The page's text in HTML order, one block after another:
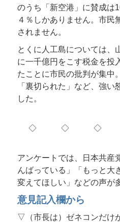
のうち「新空港」に賛成は
４％しかありません。市民
されません。
とくに人工島については、
に一千億円をこす税金を投
たことに市民の批判が集中
「裏切られた」など、強い
した。
◇ ◇ ◇
アンケートでは、日本共産
んばっている」「もっと大
変えてほしい」などの声が
意見記入欄から
▽（市長は）ゼネコンだけ